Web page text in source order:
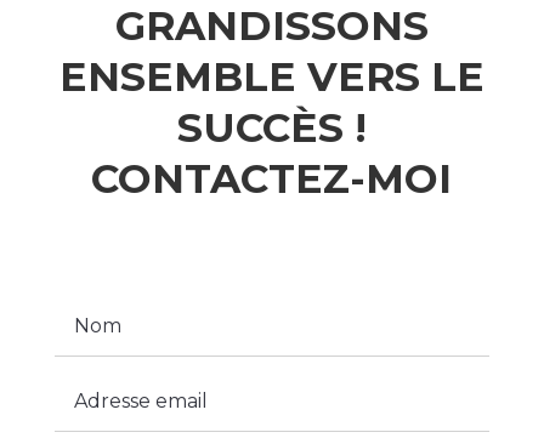
GRANDISSONS
ENSEMBLE VERS LE
SUCCÈS !
CONTACTEZ-MOI